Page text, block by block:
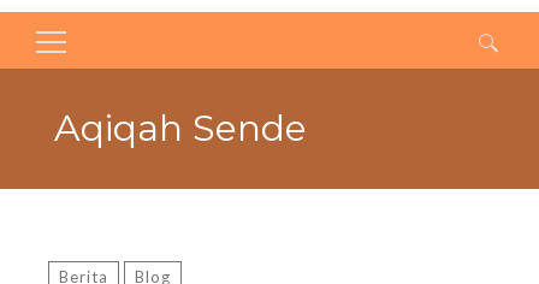
Search
Aqiqah Sende
Berita Blog